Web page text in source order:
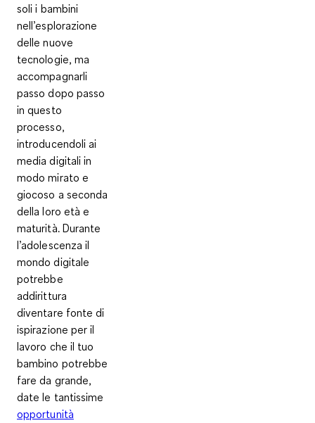
soli i bambini
nell’esplorazione
delle nuove
tecnologie, ma
accompagnarli
passo dopo passo
in questo
processo,
introducendoli ai
media digitali in
modo mirato e
giocoso a seconda
della loro età e
maturità. Durante
l’adolescenza il
mondo digitale
potrebbe
addirittura
diventare fonte di
ispirazione per il
lavoro che il tuo
bambino potrebbe
fare da grande,
date le tantissime
opportunità